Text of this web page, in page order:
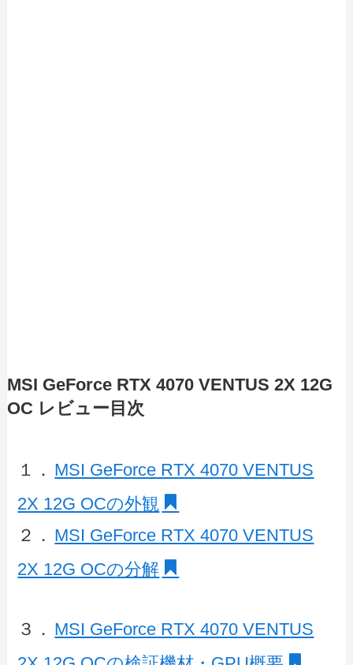
MSI GeForce RTX 4070 VENTUS 2X 12G
OC レビュー目次
１． MSI GeForce RTX 4070 VENTUS
2X 12G OCの外観
２． MSI GeForce RTX 4070 VENTUS
2X 12G OCの分解
３． MSI GeForce RTX 4070 VENTUS